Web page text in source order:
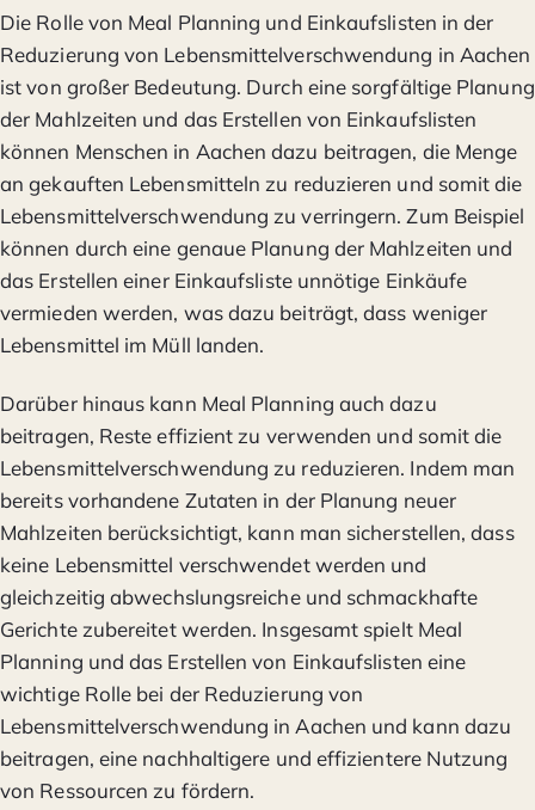
Die Rolle von Meal Planning und Einkaufslisten in der
Reduzierung von Lebensmittelverschwendung in Aachen
ist von großer Bedeutung. Durch eine sorgfältige Planung
der Mahlzeiten und das Erstellen von Einkaufslisten
können Menschen in Aachen dazu beitragen, die Menge
an gekauften Lebensmitteln zu reduzieren und somit die
Lebensmittelverschwendung zu verringern. Zum Beispiel
können durch eine genaue Planung der Mahlzeiten und
das Erstellen einer Einkaufsliste unnötige Einkäufe
vermieden werden, was dazu beiträgt, dass weniger
Lebensmittel im Müll landen.
Darüber hinaus kann Meal Planning auch dazu
beitragen, Reste effizient zu verwenden und somit die
Lebensmittelverschwendung zu reduzieren. Indem man
bereits vorhandene Zutaten in der Planung neuer
Mahlzeiten berücksichtigt, kann man sicherstellen, dass
keine Lebensmittel verschwendet werden und
gleichzeitig abwechslungsreiche und schmackhafte
Gerichte zubereitet werden. Insgesamt spielt Meal
Planning und das Erstellen von Einkaufslisten eine
wichtige Rolle bei der Reduzierung von
Lebensmittelverschwendung in Aachen und kann dazu
beitragen, eine nachhaltigere und effizientere Nutzung
von Ressourcen zu fördern.